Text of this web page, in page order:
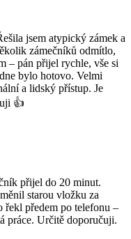
jsem atypický zámek a
zámečníků odmítlo,
– pán přijel rychle, vše si
bylo hotovo. Velmi
a lidský přístup. Je
👍
přijel do 20 minut.
starou vložku za
řekl předem po telefonu –
práce. Určitě doporučuji.